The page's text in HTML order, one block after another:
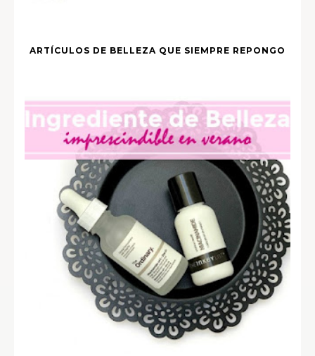
ARTÍCULOS DE BELLEZA QUE SIEMPRE REPONGO